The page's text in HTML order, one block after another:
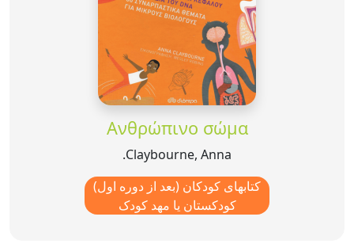
Ανθρώπινο σώμα
Claybourne, Anna.
کتابهای کودکان (بعد از دوره اول)
کودکستان یا مهد کودک